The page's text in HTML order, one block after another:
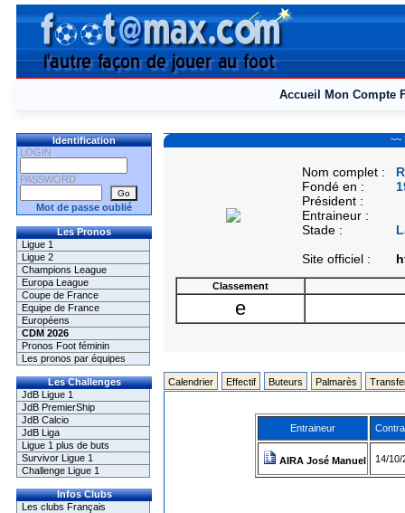
Accueil Mon Compte
Identification
LOGIN
PASSWORD
Mot de passe oublié
Les Pronos
Ligue 1
Ligue 2
Champions League
Europa League
Coupe de France
Equipe de France
Européens
CDM 2026
Pronos Foot féminin
Les pronos par équipes
Les Challenges
JdB Ligue 1
JdB PremierShip
JdB Calcio
JdB Liga
Ligue 1 plus de buts
Survivor Ligue 1
Challenge Ligue 1
Infos Clubs
Les clubs Français
~~
Nom complet :
Fondé en :
Président :
Entraineur :
Stade :
Site officiel :
Classement
e
Calendrier Effectif Buteurs Palmarès
Entraineur
AIRA José Manuel 14/10/